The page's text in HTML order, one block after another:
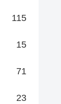
115
15
71
23